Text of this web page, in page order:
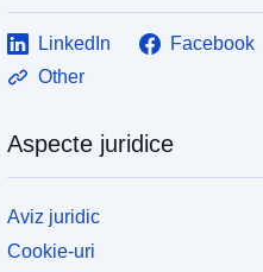
LinkedIn Facebook
Other
Aspecte juridice
Aviz juridic
Cookie-uri